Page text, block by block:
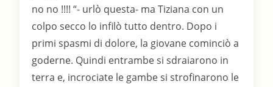
no no !!!! “- urlò questa- ma Tiziana con un
colpo secco lo infilò tutto dentro. Dopo i
primi spasmi di dolore, la giovane cominciò a
goderne. Quindi entrambe si sdraiarono in
terra e, incrociate le gambe si strofinarono le